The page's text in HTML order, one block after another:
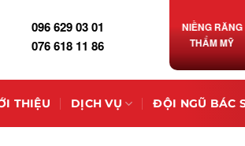
096 629 03 01
076 618 11 86
NIỀNG RĂNG
THẨM MỸ
THIỆU DỊCH VỤ ĐỘI NGŨ BÁC